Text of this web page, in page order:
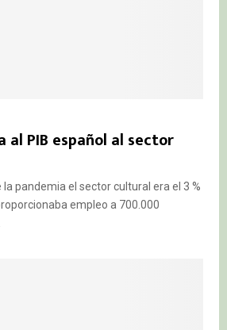
al PIB español al sector
pandemia el sector cultural era el 3 %
empleo a 700.000